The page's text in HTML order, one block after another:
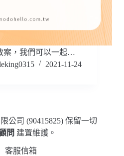
案，我們可以一起…
2021-11-24
公司 (90415825) 保留一切
問 建置維護。
客服信箱